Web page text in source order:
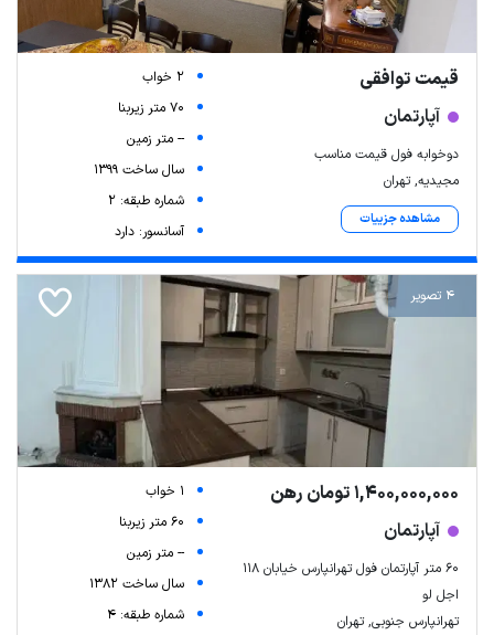
قیمت توافقی
آپارتمان
دوخوابه فول قیمت مناسب
مجیدیه, تهران
مشاهده جزییات
2 خواب
70 متر زیربنا
-- متر زمین
سال ساخت 1399
شماره طبقه: 2
آسانسور: دارد
4 تصویر
1,400,000,000 تومان رهن
آپارتمان
۶۰ متر آپارتمان فول تهرانپارس خیابان ۱۱۸
اجل لو
تهرانپارس جنوبی, تهران
1 خواب
60 متر زیربنا
-- متر زمین
سال ساخت 1382
شماره طبقه: 4